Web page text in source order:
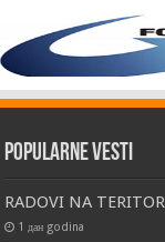
Popularne vesti
RADOVI NA
1 дан godina